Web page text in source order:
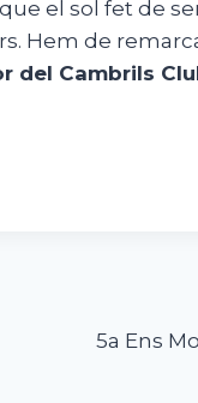
el sol fet de
Hem de
del Cambrils
5a Ens